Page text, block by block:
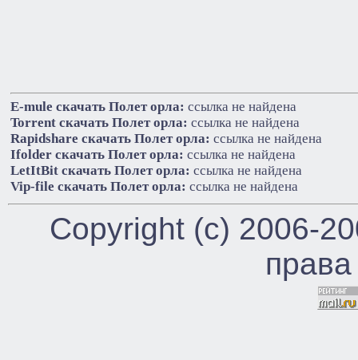
E-mule cкачать Полет орла: ссылка не найдена
Torrent cкачать Полет орла: ссылка не найдена
Rapidshare cкачать Полет орла: ссылка не найдена
Ifolder cкачать Полет орла: ссылка не найдена
LetItBit cкачать Полет орла: ссылка не найдена
Vip-file cкачать Полет орла: ссылка не найдена
Copyright (c) 2006-